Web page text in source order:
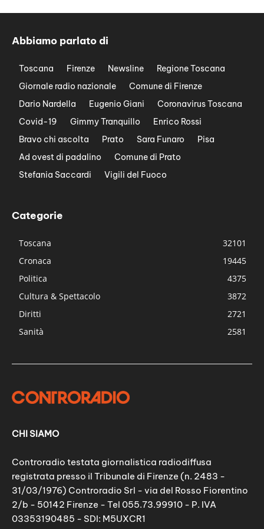
Abbiamo parlato di
Toscana Firenze Newsline
Regione Toscana
Giornale radio nazionale
Comune di Firenze
Dario Nardella
Eugenio Giani
Coronavirus Toscana
Covid-19
Gimmy Tranquillo
Enrico Rossi
Bravo chi ascolta
Prato Sara Funaro
Pisa
Ad ovest di padalino
Comune di Prato
Stefania Saccardi
Vigili del Fuoco
Categorie
Toscana
32101
Cronaca
19445
Politica
4375
Cultura & Spettacolo
3872
Diritti
2721
Sanità
2581
CHI SIAMO
Controradio testata giornalistica radiodiffusa
registrata presso il Tribunale di Firenze (n. 2483 -
31/03/1976) Controradio Srl - via del Rosso Fiorentino
2/b - 50142 Firenze - Tel 055.73.99910 - P. IVA
03353190485 - SDI: M5UXCR1